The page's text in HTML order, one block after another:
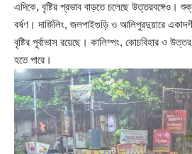
এদিকে, বৃষ্টির প্রভাব বাড়তে চলেছে উত্তরবঙ্গেও।
বর্ষণ। দার্জিলিং, জলপাইগুড়ি ও আলিপুরদুয়ারে
বৃষ্টির পূর্বাভাস রয়েছে। কালিম্পং, কোচবিহার ও
হতে পারে।